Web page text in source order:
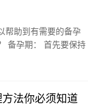
帮助到有需要的备孕
备孕期： 首先要保持
法你必须知道